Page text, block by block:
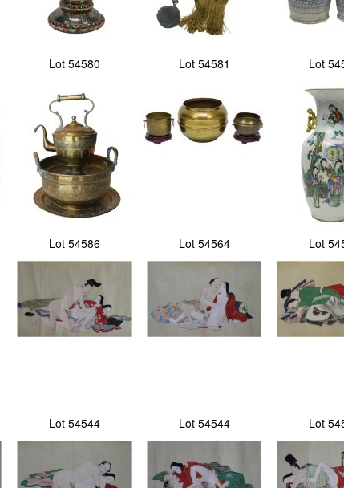
Lot 54580 Lot 54581 Lot
Lot 54586 Lot 54564 Lot
Lot 54544 Lot 54544 Lot